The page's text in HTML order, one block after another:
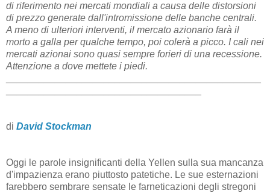
di riferimento nei mercati mondiali a causa delle distorsioni
di prezzo generate dall'intromissione delle banche centrali.
A meno di ulteriori interventi, il mercato azionario farà il
morto a galla per qualche tempo, poi colerà a picco. I cali nei
mercati azionai sono quasi sempre forieri di una recessione.
Attenzione a dove mettete i piedi.
di David Stockman
Oggi le parole insignificanti della Yellen sulla sua mancanza
d'impazienza erano piuttosto patetiche. Le sue esternazioni
farebbero sembrare sensate le farneticazioni degli stregoni